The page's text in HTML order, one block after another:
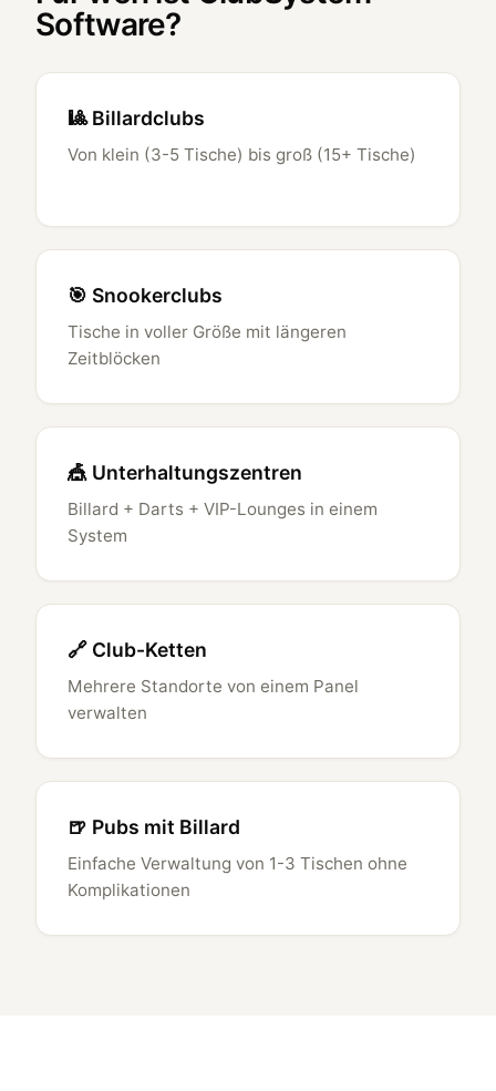
Software?
🎱 Billardclubs
Von klein (3-5 Tische) bis groß (15+ Tische)
🎯 Snookerclubs
Tische in voller Größe mit längeren
Zeitblöcken
🎪 Unterhaltungszentren
Billard + Darts + VIP-Lounges in einem
System
🔗 Club-Ketten
Mehrere Standorte von einem Panel
verwalten
🍺 Pubs mit Billard
Einfache Verwaltung von 1-3 Tischen ohne
Komplikationen